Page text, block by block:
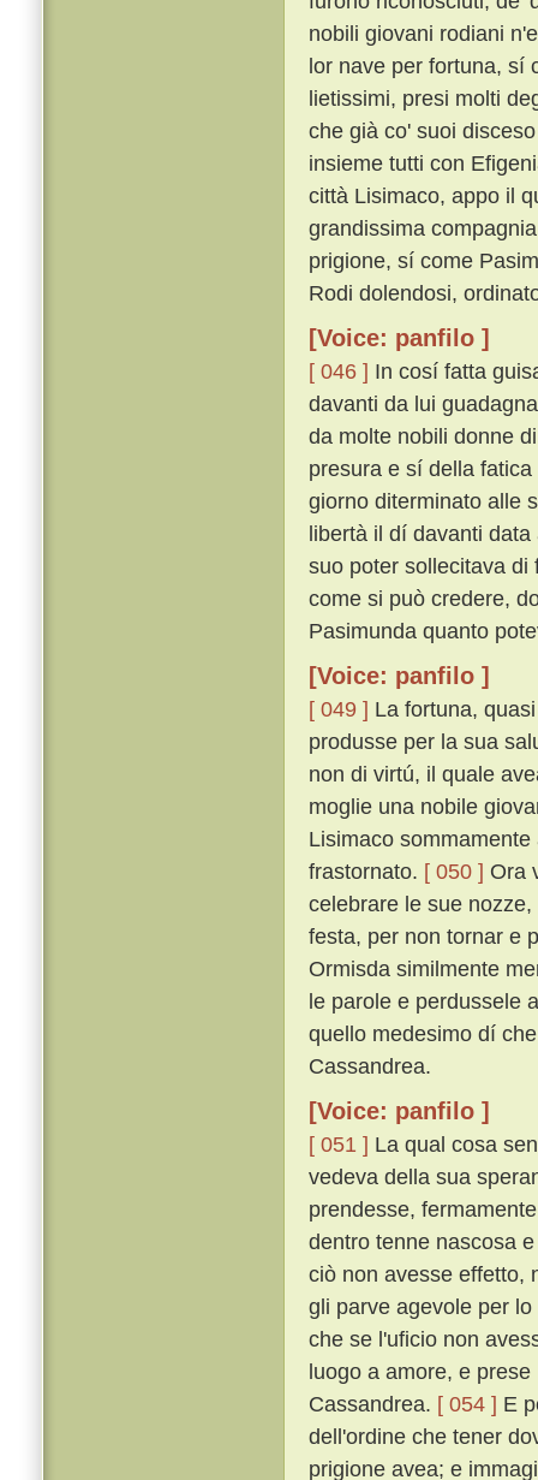
nobili giovani rodiani
lor nave per fortuna, sí
lietissimi, presi molti
che già co' suoi
insieme tutti con
città Lisimaco, appo il
grandissima
prigione, sí come
Rodi dolendosi,
[Voice: panfilo ]
[ 046 ] In cosí fatta
davanti da lui
da molte nobili donne
presura e sí della
giorno diterminato alle
libertà il dí davanti
suo poter sollecitava di
come si può credere,
Pasimunda quanto
[Voice: panfilo ]
[ 049 ] La fortuna,
produsse per la sua
non di virtú, il quale
moglie una nobile
Lisimaco
frastornato. [ 050 ] Ora
celebrare le sue
festa, per non tornar e
Ormisda similmente
le parole e perdussele
quello medesimo dí
Cassandrea.
[Voice: panfilo ]
[ 051 ] La qual cosa
vedeva della sua
prendesse,
dentro tenne nascosa
ciò non avesse effetto,
gli parve agevole per
che se l'uficio non
luogo a amore, e
Cassandrea. [ 054 ] E
dell'ordine che tener
prigione avea; e